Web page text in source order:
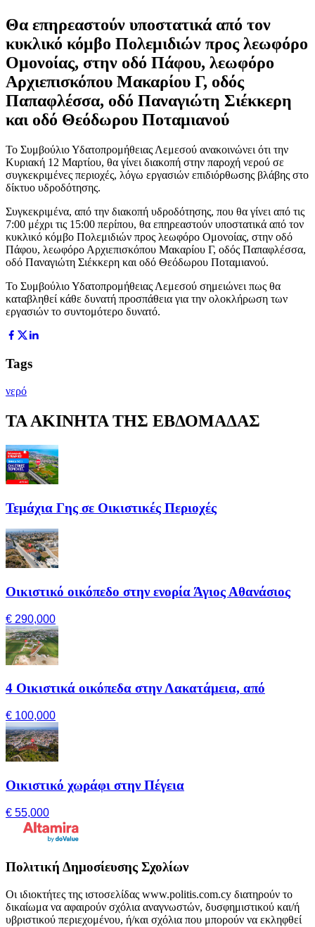
Θα επηρεαστούν υποστατικά από τον
κυκλικό κόμβο Πολεμιδιών προς λεωφόρο
Ομονοίας, στην οδό Πάφου, λεωφόρο
Αρχιεπισκόπου Μακαρίου Γ, οδός
Παπαφλέσσα, οδό Παναγιώτη Σιέκκερη
και οδό Θεόδωρου Ποταμιανού
Το Συμβούλιο Υδατοπρομήθειας Λεμεσού ανακοινώνει ότι την
Κυριακή 12 Μαρτίου, θα γίνει διακοπή στην παροχή νερού σε
συγκεκριμένες περιοχές, λόγω εργασιών επιδιόρθωσης βλάβης στο
δίκτυο υδροδότησης.
Συγκεκριμένα, από την διακοπή υδροδότησης, που θα γίνει από τις
7:00 μέχρι τις 15:00 περίπου, θα επηρεαστούν υποστατικά από τον
κυκλικό κόμβο Πολεμιδιών προς λεωφόρο Ομονοίας, στην οδό
Πάφου, λεωφόρο Αρχιεπισκόπου Μακαρίου Γ, οδός Παπαφλέσσα,
οδό Παναγιώτη Σιέκκερη και οδό Θεόδωρου Ποταμιανού.
Το Συμβούλιο Υδατοπρομήθειας Λεμεσού σημειώνει πως θα
καταβληθεί κάθε δυνατή προσπάθεια για την ολοκλήρωση των
εργασιών το συντομότερο δυνατό.
Tags
νερό
ΤΑ ΑΚΙΝΗΤΑ ΤΗΣ ΕΒΔΟΜΑΔΑΣ
Τεμάχια Γης σε Οικιστικές Περιοχές
Οικιστικό οικόπεδο στην ενορία Άγιος Αθανάσιος
€ 290,000
4 Οικιστικά οικόπεδα στην Λακατάμεια, από
€ 100,000
Οικιστικό χωράφι στην Πέγεια
€ 55,000
Πολιτική Δημοσίευσης Σχολίων
Οι ιδιοκτήτες της ιστοσελίδας www.politis.com.cy διατηρούν το
δικαίωμα να αφαιρούν σχόλια αναγνωστών, δυσφημιστικού και/ή
υβριστικού περιεχομένου, ή/και σχόλια που μπορούν να εκληφθεί